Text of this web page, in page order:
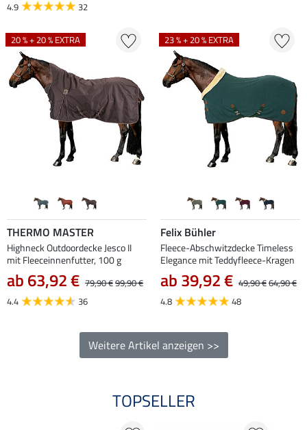
4.9 32
20 % + 20 % EXTRA
THERMO MASTER
Highneck Outdoordecke Jesco II
mit Fleeceinnenfutter, 100 g
ab 63,92 € 79,90 €99,90 €
4.4
36
23 % + 20 % EXTRA
Felix Bühler
Fleece-Abschwitzdecke Timeless
Elegance mit Teddyfleece-Kragen
ab 39,92 € 49,90 €64,90 €
4.8
48
Weitere Artikel anzeigen >>
TOPSELLER